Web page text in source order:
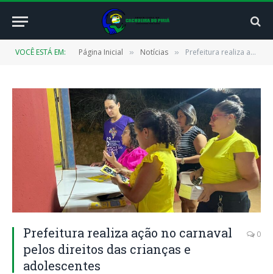
VOCÊ ESTÁ EM: Página Inicial » Notícias » Prefeitura realiza ação no carnaval pelos direitos das crianças e adolescentes
Prefeitura realiza ação no carnaval
pelos direitos das crianças e
adolescentes
0